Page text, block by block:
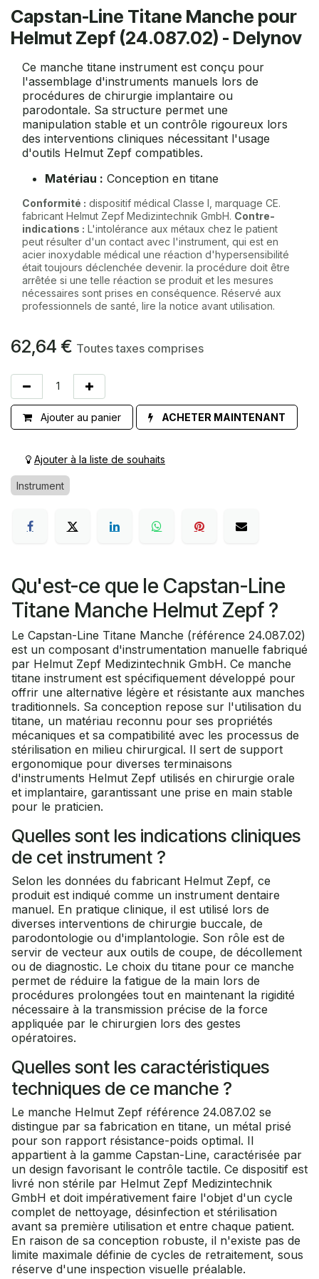
Capstan-Line Titane Manche pour
Helmut Zepf (24.087.02) - Delynov
Ce manche titane instrument est conçu pour
l'assemblage d'instruments manuels lors de
procédures de chirurgie implantaire ou
parodontale. Sa structure permet une
manipulation stable et un contrôle rigoureux lors
des interventions cliniques nécessitant l'usage
d'outils Helmut Zepf compatibles.
Matériau : Conception en titane
Conformité : dispositif médical Classe I, marquage CE.
fabricant Helmut Zepf Medizintechnik GmbH. Contre-
indications : L'intolérance aux métaux chez le patient
peut résulter d'un contact avec l'instrument, qui est en
acier inoxydable médical une réaction d'hypersensibilité
était toujours déclenchée devenir. la procédure doit être
arrêtée si une telle réaction se produit et les mesures
nécessaires sont prises en conséquence. Réservé aux
professionnels de santé, lire la notice avant utilisation.
62,64 € Toutes taxes comprises
Ajouter au panier ACHETER MAINTENANT
Ajouter à la liste de souhaits
Instrument
Qu'est-ce que le Capstan-Line
Titane Manche Helmut Zepf ?
Le Capstan-Line Titane Manche (référence 24.087.02)
est un composant d'instrumentation manuelle fabriqué
par Helmut Zepf Medizintechnik GmbH. Ce manche
titane instrument est spécifiquement développé pour
offrir une alternative légère et résistante aux manches
traditionnels. Sa conception repose sur l'utilisation du
titane, un matériau reconnu pour ses propriétés
mécaniques et sa compatibilité avec les processus de
stérilisation en milieu chirurgical. Il sert de support
ergonomique pour diverses terminaisons
d'instruments Helmut Zepf utilisés en chirurgie orale
et implantaire, garantissant une prise en main stable
pour le praticien.
Quelles sont les indications cliniques
de cet instrument ?
Selon les données du fabricant Helmut Zepf, ce
produit est indiqué comme un instrument dentaire
manuel. En pratique clinique, il est utilisé lors de
diverses interventions de chirurgie buccale, de
parodontologie ou d'implantologie. Son rôle est de
servir de vecteur aux outils de coupe, de décollement
ou de diagnostic. Le choix du titane pour ce manche
permet de réduire la fatigue de la main lors de
procédures prolongées tout en maintenant la rigidité
nécessaire à la transmission précise de la force
appliquée par le chirurgien lors des gestes
opératoires.
Quelles sont les caractéristiques
techniques de ce manche ?
Le manche Helmut Zepf référence 24.087.02 se
distingue par sa fabrication en titane, un métal prisé
pour son rapport résistance-poids optimal. Il
appartient à la gamme Capstan-Line, caractérisée par
un design favorisant le contrôle tactile. Ce dispositif est
livré non stérile par Helmut Zepf Medizintechnik
GmbH et doit impérativement faire l'objet d'un cycle
complet de nettoyage, désinfection et stérilisation
avant sa première utilisation et entre chaque patient.
En raison de sa conception robuste, il n'existe pas de
limite maximale définie de cycles de retraitement, sous
réserve d'une inspection visuelle préalable.